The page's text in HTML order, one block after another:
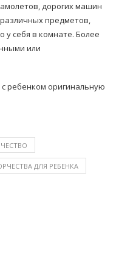
дорогих машин
предметов,
у себя в комнате. Более
или
ребенком оригинальную
ДЛЯ РЕБЕНКА